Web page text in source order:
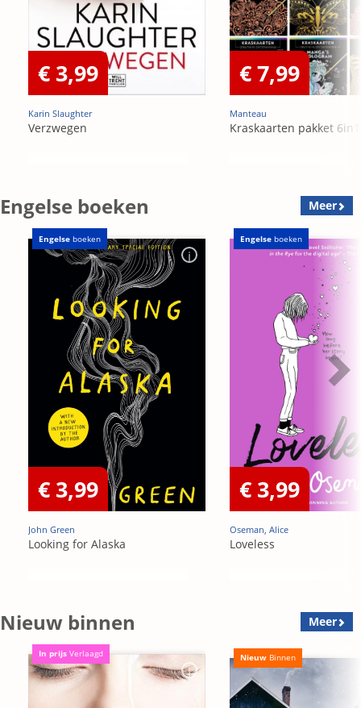
€ 3,99
Karin Slaughter
Verzwegen
€ 7,99
Manteau
Kraskaarten pakket 6in1
Engelse boeken Meer
Engelse boeken
€ 3,99
John Green
Looking for Alaska
Engelse boeken
€ 3,99
Oseman, Alice
Loveless
Nieuw binnen Meer
In prijs Verlaagd Nieuw Binnen